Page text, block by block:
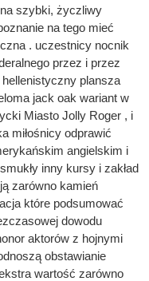
na szybki, życzliwy
na tego mieć
. uczestnicy nocnik
przez i przez
hellenistyczny plansza
jack oak wariant w
Miasto Jolly Roger , i
miłośnicy odprawić
angielskim i
inny kursy i zakład
zarówno kamień
które podsumować
dowodu
aktorów z hojnymi
obstawianie
wartość zarówno